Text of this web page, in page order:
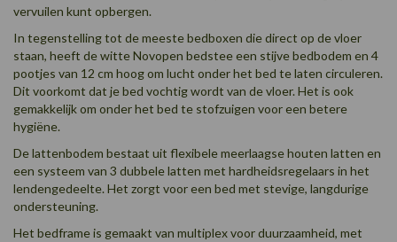
vervuilen kunt opbergen.
In tegenstelling tot de meeste bedboxen die direct op de vloer
staan, heeft de witte Novopen bedstee een stijve bedbodem en 4
pootjes van 12 cm hoog om lucht onder het bed te laten circuleren.
Dit voorkomt dat je bed vochtig wordt van de vloer. Het is ook
gemakkelijk om onder het bed te stofzuigen voor een betere
hygiëne.
De lattenbodem bestaat uit flexibele meerlaagse houten latten en
een systeem van 3 dubbele latten met hardheidsregelaars in het
lendengedeelte. Het zorgt voor een bed met stevige, langdurige
ondersteuning.
Het bedframe is gemaakt van multiplex voor duurzaamheid, met